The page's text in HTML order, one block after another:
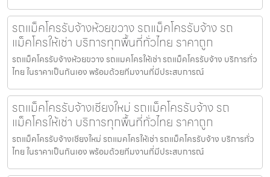
รถแม็คโครรับจ้างห้วยขวาง รถแม็คโครรับจ้าง รถ
แม็คโครให้เช่า บริการทุกพื้นที่ทั่วไทย ราคาถูก
รถแม็คโครรับจ้างห้วยขวาง รถแมคโครให้เช่า รถแม็คโครรับจ้าง บริการทั่ว
ไทย ในราคาเป็นกันเอง พร้อมด้วยทีมงานที่มีประสบการณ์
รถแม็คโครรับจ้างเชียงใหม่ รถแม็คโครรับจ้าง รถ
แม็คโครให้เช่า บริการทุกพื้นที่ทั่วไทย ราคาถูก
รถแม็คโครรับจ้างเชียงใหม่ รถแมคโครให้เช่า รถแม็คโครรับจ้าง บริการทั่ว
ไทย ในราคาเป็นกันเอง พร้อมด้วยทีมงานที่มีประสบการณ์